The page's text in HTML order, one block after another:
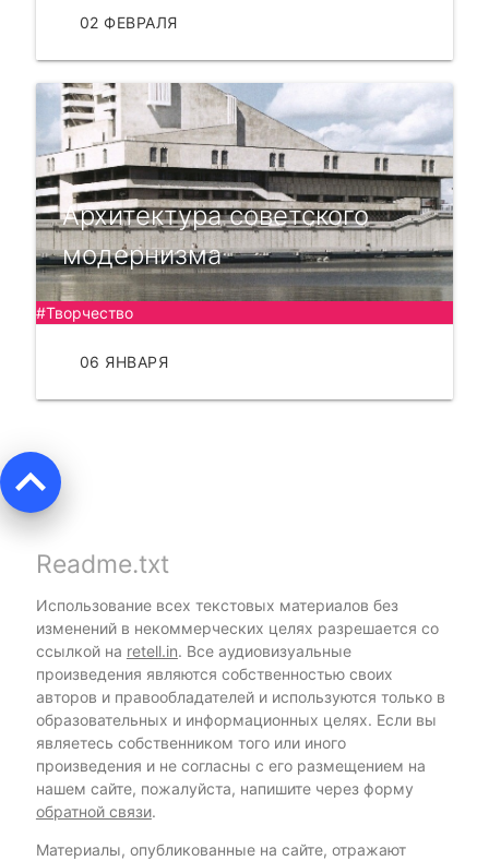
02 ФЕВРАЛЯ
Архитектура советского
модернизма
#Творчество
06 ЯНВАРЯ
keyboard_arrow_up
Readme.txt
Использование всех текстовых материалов без
изменений в некоммерческих целях разрешается со
ссылкой на retell.in. Все аудиовизуальные
произведения являются собственностью своих
авторов и правообладателей и используются только в
образовательных и информационных целях. Если вы
являетесь собственником того или иного
произведения и не согласны с его размещением на
нашем сайте, пожалуйста, напишите через форму
обратной связи.
Материалы, опубликованные на сайте, отражают